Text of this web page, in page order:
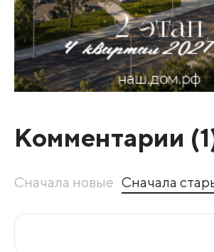
Комментарии (1
Сначала новые Сначала